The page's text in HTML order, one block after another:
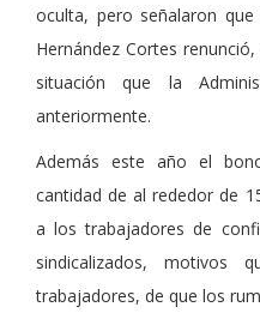
oculta, pero señalaron que
Hernández Cortes
situación que la
anteriormente.
Además este año el
cantidad de al rededor de
a los trabajadores de
sindicalizados, motivos
trabajadores, de que los